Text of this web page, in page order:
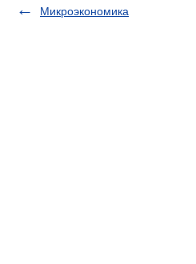
Микроэкономика